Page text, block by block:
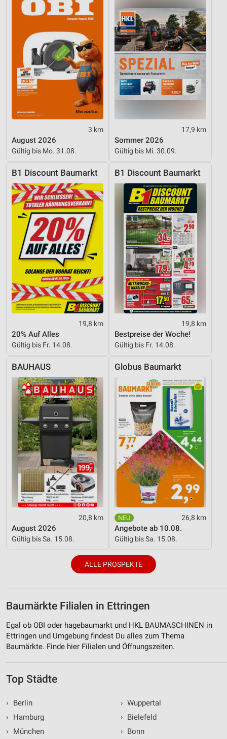
3 km
August 2026
Gültig bis Mo. 31.08.
17,9 km
Sommer 2026
Gültig bis Mi. 30.09.
B1 Discount Baumarkt
19,8 km
20% Auf Alles
Gültig bis Fr. 14.08.
B1 Discount Baumarkt
19,8 km
Bestpreise der Woche!
Gültig bis Fr. 14.08.
BAUHAUS
20,8 km
August 2026
Gültig bis Sa. 15.08.
Globus Baumarkt
26,8 km
Angebote ab 10.08.
Gültig bis Sa. 15.08.
ALLE PROSPEKTE
Baumärkte Filialen in Ettringen
Egal ob OBI oder hagebaumarkt und HKL BAUMASCHINEN in
Ettringen und Umgebung findest Du alles zum Thema
Baumärkte. Finde hier Filialen und Öffnungszeiten.
Top Städte
›
Berlin
›
Hamburg
›
München
› Wuppertal
› Bielefeld
› Bonn
Werbung